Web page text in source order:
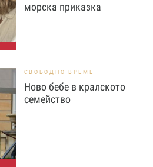
морска приказка
СВОБОДНО ВРЕМЕ
Ново бебе в кралското
семейство